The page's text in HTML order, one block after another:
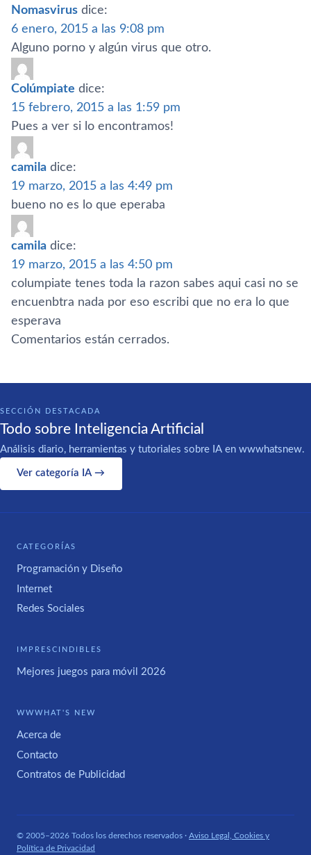
Nomasvirus dice:
6 enero, 2015 a las 9:08 pm
Alguno porno y algún virus que otro.
Colúmpiate dice:
15 febrero, 2015 a las 1:59 pm
Pues a ver si lo encontramos!
camila dice:
19 marzo, 2015 a las 4:49 pm
bueno no es lo que eperaba
camila dice:
19 marzo, 2015 a las 4:50 pm
columpiate tenes toda la razon sabes aqui casi no se
encuenbtra nada por eso escribi que no era lo que
esperava
Comentarios están cerrados.
SECCIÓN DESTACADA
Todo sobre Inteligencia Artificial
Análisis diario, herramientas y tutoriales sobre IA en wwwhatsnew.
Ver categoría IA →
CATEGORÍAS
Programación y Diseño
Internet
Redes Sociales
IMPRESCINDIBLES
Mejores juegos para móvil 2026
WWWHAT'S NEW
Acerca de
Contacto
Contratos de Publicidad
© 2005–2026 Todos los derechos reservados · Aviso Legal, Cookies y
Política de Privacidad